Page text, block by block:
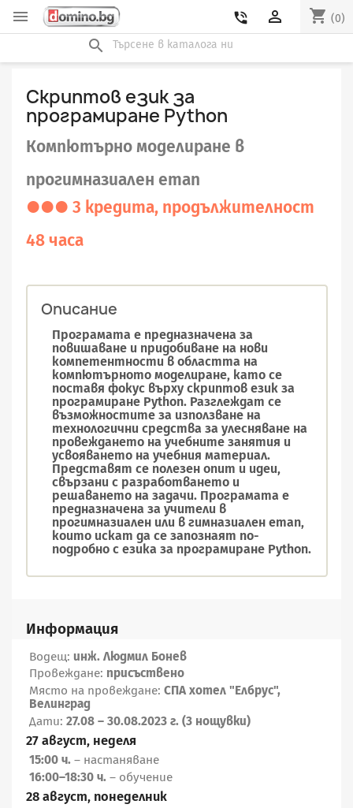
 shopping_cart (0)

phone_in_talk
search
Скриптов език за
програмиране Python
Компютърно моделиране в
прогимназиален етап
●●● 3 кредита, продължителност
48 часа
Описание
Програмата е предназначена за
повишаване и придобиване на нови
компетентности в областта на
компютърното моделиране, като се
поставя фокус върху скриптов език за
програмиране Python. Разглеждат се
възможностите за използване на
технологични средства за улесняване на
провеждането на учебните занятия и
усвояването на учебния материал.
Представят се полезен опит и идеи,
свързани с разработването и
решаването на задачи. Програмата е
предназначена за учители в
прогимназиален или в гимназиален етап,
които искат да се запознаят по-
подробно с езика за програмиране Python.
Информация
Водещ: инж. Людмил Бонев
Провеждане: присъствено
Място на провеждане:СПА хотел "Елбрус",
Велинград
Дати:27.08 – 30.08.2023 г. (3 нощувки)
27 август, неделя
15:00 ч. – настаняване
16:00–18:30 ч. – обучение
28 август, понеделник